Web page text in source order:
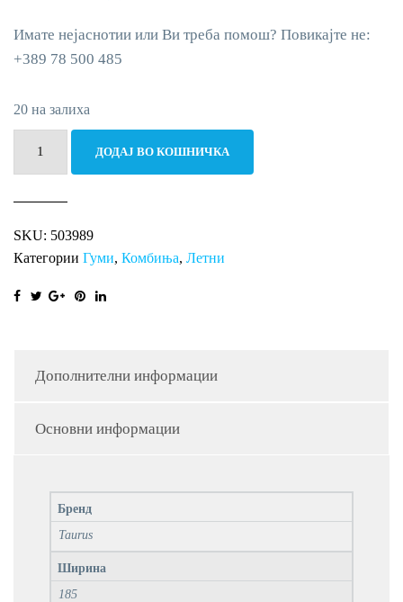
Имате нејаснотии или Ви треба помош? Повикајте не:
+389 78 500 485
20 на залиха
количина
ДОДАЈ ВО КОШНИЧКА
SKU: 503989
Категории Гуми, Комбиња, Летни
Дополнителни информации
Основни информации
Бренд
Taurus
Ширина
185